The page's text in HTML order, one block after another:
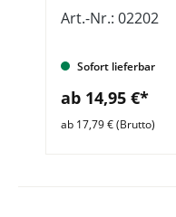
sprachig, VE = 5
Plakate
Art.-Nr.: 02202
Sofort lieferbar
ab 14,95 €*
ab 17,79 € (Brutto)